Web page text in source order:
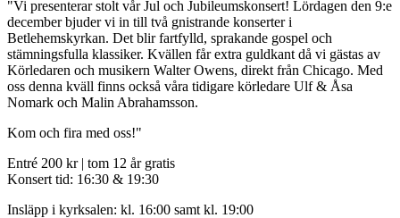
"Vi presenterar stolt vår Jul och Jubileumskonsert! Lördagen den 9:e
december bjuder vi in till två gnistrande konserter i
Betlehemskyrkan. Det blir fartfylld, sprakande gospel och
stämningsfulla klassiker. Kvällen får extra guldkant då vi gästas av
Körledaren och musikern Walter Owens, direkt från Chicago. Med
oss denna kväll finns också våra tidigare körledare Ulf & Åsa
Nomark och Malin Abrahamsson.
Kom och fira med oss!"
Entré 200 kr | tom 12 år gratis
Konsert tid: 16:30 & 19:30
Insläpp i kyrksalen: kl. 16:00 samt kl. 19:00